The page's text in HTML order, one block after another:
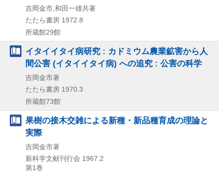
吉岡金市,和田一雄共著
たたら書房 1972.8
所蔵館29館
イタイイタイ病研究 : カドミウム農業鉱害から人
間公害 (イタイイタイ病) への追究 : 公害の科学
吉岡金市著
たたら書房 1970.3
所蔵館73館
果樹の接木交雑による新種・新品種育成の理論と
実際
吉岡金市著
新科学文献刊行会 1967.2
第1巻